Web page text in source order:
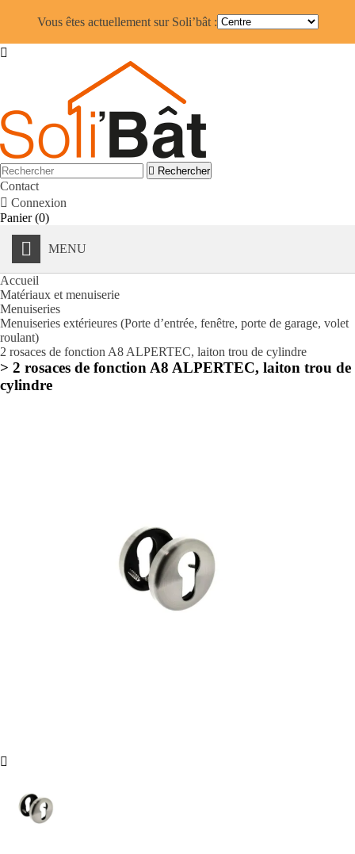
Vous êtes actuellement sur Soli’bât :

 Rechercher
Contact
 Connexion
Panier (0)
MENU
Accueil
Matériaux et menuiserie
Menuiseries
Menuiseries extérieures (Porte d’entrée, fenêtre, porte de garage, volet
roulant)
2 rosaces de fonction A8 ALPERTEC, laiton trou de cylindre
> 2 rosaces de fonction A8 ALPERTEC, laiton trou de
cylindre
